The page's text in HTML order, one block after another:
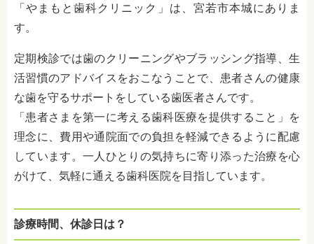
「やまもと歯科クリニック」は、 宮若市本城にありま
す。
定期検診では歯のクリーニングやブラッシング指導、生
活習慣のアドバイスをおこなうことで、患者さんの健康
な歯を守るサポートをしている歯医者さんです。
「患者さまを第一に考える歯科医療を提供すること」を
理念に、費用や通院面での負担を軽減できるように配慮
しています。一人ひとりの気持ちに寄り添った治療を心
がけて、気軽に通える歯科医院を目指しています。
診療時間、休診日は？